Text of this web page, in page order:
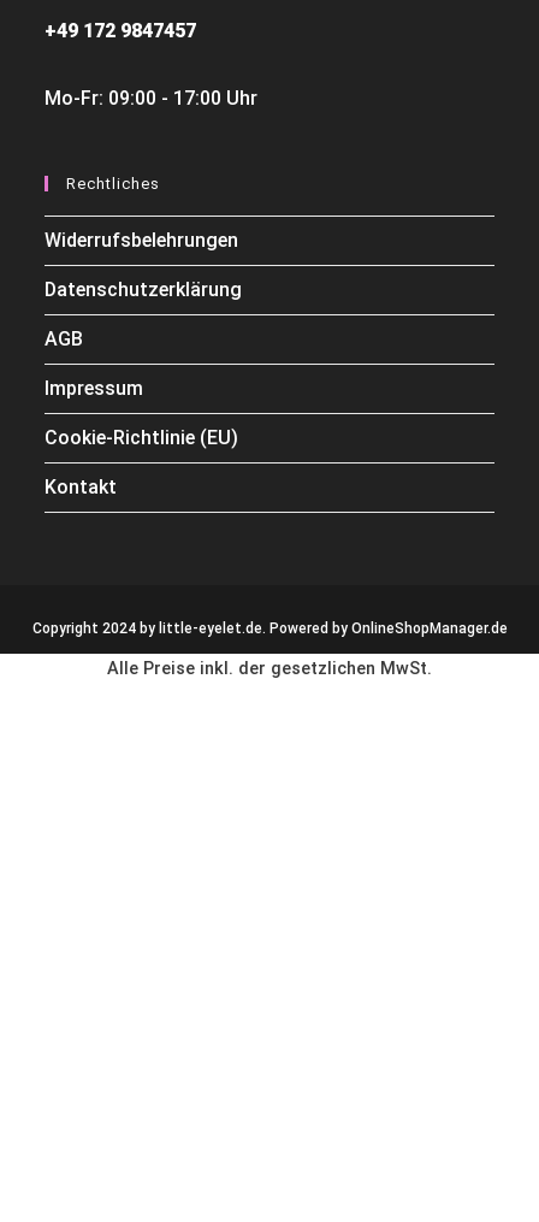
+49 172 9847457
Mo-Fr: 09:00 - 17:00 Uhr
Rechtliches
Widerrufsbelehrungen
Datenschutzerklärung
AGB
Impressum
Cookie-Richtlinie (EU)
Kontakt
Copyright 2024 by little-eyelet.de. Powered by OnlineShopManager.de
Alle Preise inkl. der gesetzlichen MwSt.